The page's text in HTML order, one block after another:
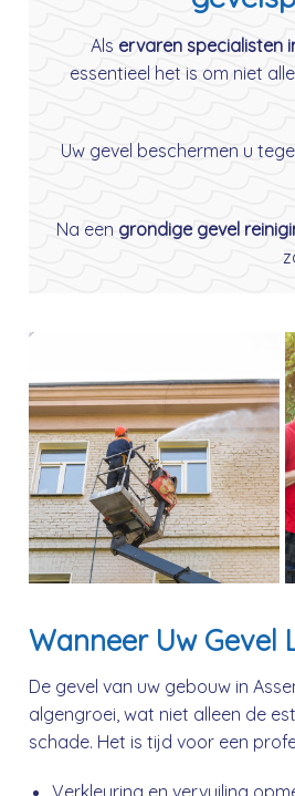
Als ervaren specialisten
essentieel het is om niet
Uw gevel beschermen u
Na een grondige gevel
Wanneer Uw Gevel
De gevel van uw gebouw in
algengroei, wat niet alleen de
schade. Het is tijd voor een